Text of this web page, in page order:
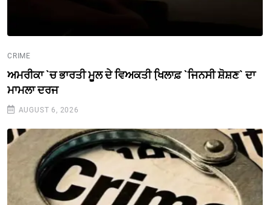
CRIME
ਅਮਰੀਕਾ `ਚ ਭਾਰਤੀ ਮੂਲ ਦੇ ਵਿਅਕਤੀ ਖਿ਼ਲਾਫ਼ `ਜਿਨਸੀ ਸ਼ੋਸ਼ਣ` ਦਾ
ਮਾਮਲਾ ਦਰਜ
AUGUST 6, 2026